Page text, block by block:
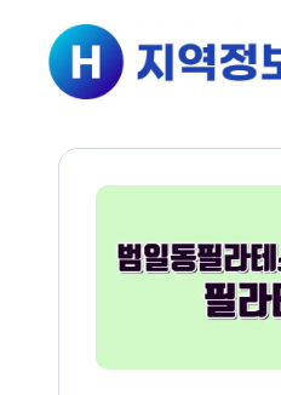
건너뛰기